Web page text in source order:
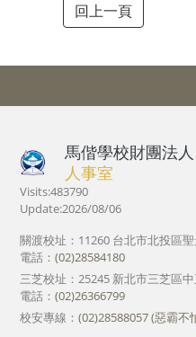
回上一頁
馬偕學校財團法人
人事室
Visits:483790
Update:2026/08/06
關渡校址：11260 台北市北投區
電話：(02)28584180
三芝校址：25245 新北市三芝區
電話：(02)26366799
校安專線：(02)28588057 (惡霸不